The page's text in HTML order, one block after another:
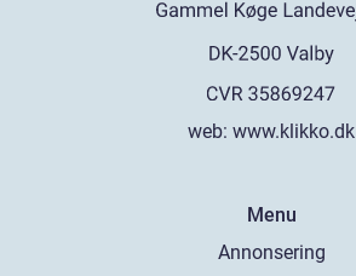
web: www.klikko.dk
Menu
Annonsering